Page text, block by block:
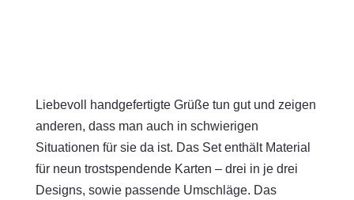
Liebevoll handgefertigte Grüße tun gut und zeigen
anderen, dass man auch in schwierigen
Situationen für sie da ist. Das Set enthält Material
für neun trostspendende Karten – drei in je drei
Designs, sowie passende Umschläge. Das